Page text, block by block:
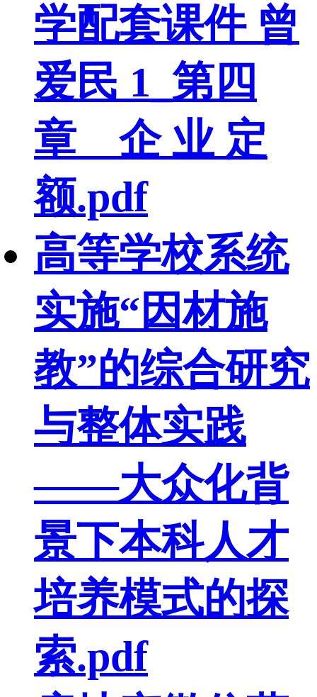
学配套课件 曾
爱民 1_第四
章 企 业 定
额.pdf
高等学校系统
实施“因材施
教”的综合研究
与整体实践
——大众化背
景下本科人才
培养模式的探
索.pdf